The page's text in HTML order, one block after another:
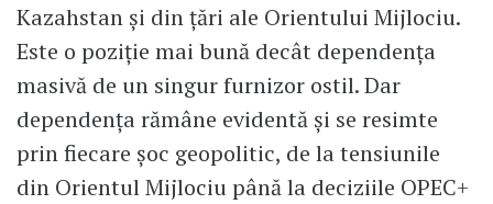
Kazahstan și din țări ale Orientului Mijlociu.
Este o poziție mai bună decât dependența
masivă de un singur furnizor ostil. Dar
dependența rămâne evidentă și se resimte
prin fiecare șoc geopolitic, de la tensiunile
din Orientul Mijlociu până la deciziile OPEC+